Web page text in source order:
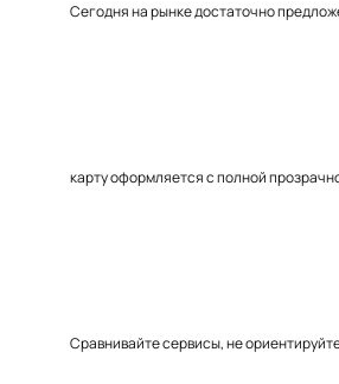
Сегодня на рынке достаточно
карту оформляется с полной
Сравнивайте сервисы, не